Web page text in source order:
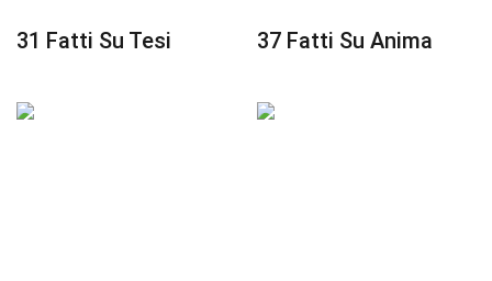
31 Fatti Su Tesi 37 Fatti Su Anima